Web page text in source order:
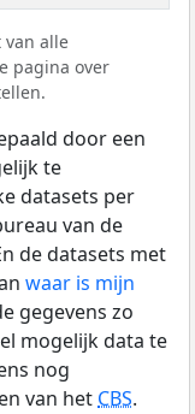
van alle
pagina over
door een
te
datasets per
van de
de datasets met
waar is mijn
gegevens zo
mogelijk data te
nog
van hetCBS.